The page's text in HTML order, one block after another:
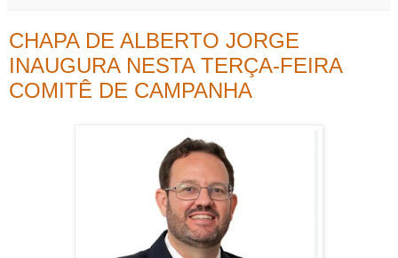
CHAPA DE ALBERTO JORGE
INAUGURA NESTA TERÇA-FEIRA
COMITÊ DE CAMPANHA